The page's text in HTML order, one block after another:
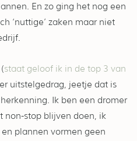
En zo ging het nog een
‘nuttige’ zaken maar niet
staat geloof ik in de top 3 van
uitstelgedrag, jeetje dat is
Ik ben een dromer
non-stop blijven doen, ik
plannen vormen geen